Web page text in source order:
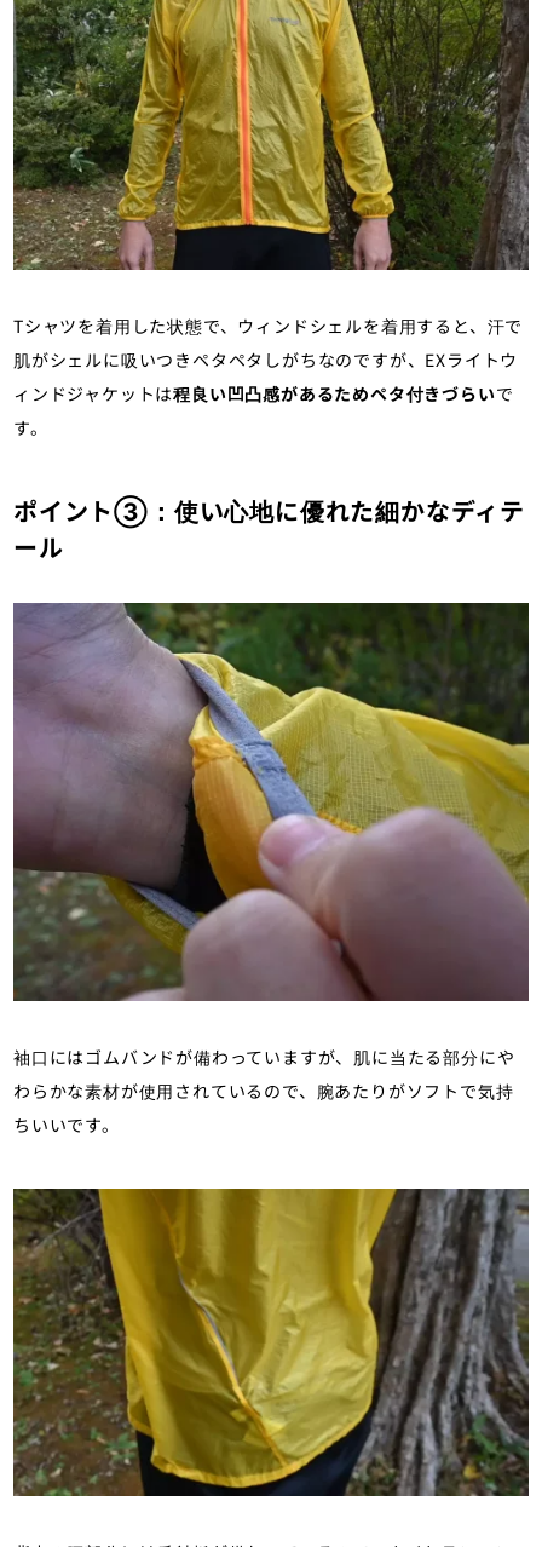
Tシャツを着用した状態で、ウィンドシェルを着用すると、汗で
肌がシェルに吸いつきペタペタしがちなのですが、EXライトウ
ィンドジャケットは程良い凹凸感があるためペタ付きづらいで
す。
ポイント③：使い心地に優れた細かなディテ
ール
袖口にはゴムバンドが備わっていますが、肌に当たる部分にや
わらかな素材が使用されているので、腕あたりがソフトで気持
ちいいです。